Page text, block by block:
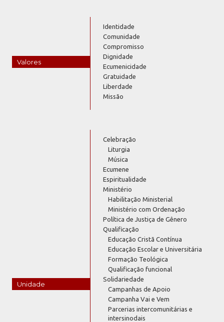
Valores
Identidade
Comunidade
Compromisso
Dignidade
Ecumenicidade
Gratuidade
Liberdade
Missão
Unidade
Celebração
Liturgia
Música
Ecumene
Espiritualidade
Ministério
Habilitação Ministerial
Ministério com Ordenação
Política de Justiça de Gênero
Qualificação
Educação Cristã Contínua
Educação Escolar e Universitária
Formação Teológica
Qualificação funcional
Solidariedade
Campanhas de Apoio
Campanha Vai e Vem
Parcerias intercomunitárias e
intersinodais